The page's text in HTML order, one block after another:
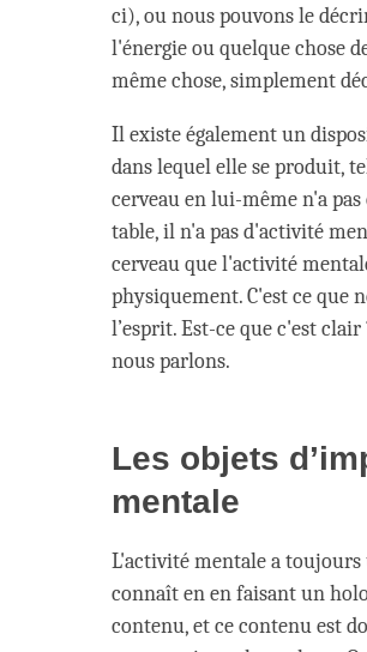
ci), ou nous pouvons le
l'énergie ou quelque chose
même chose, simplement
Il existe également un
dans lequel elle se produit,
cerveau en lui-même n'a
table, il n'a pas d'activité
cerveau que l'activité
physiquement. C'est ce que
l’esprit. Est-ce que c'est
nous parlons.
Les objets
mentale
L'activité mentale a toujours
connaît en en faisant un
contenu, et ce contenu est